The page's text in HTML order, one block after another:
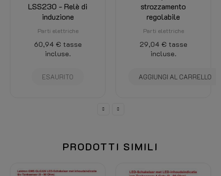
strozzamento
regolabile
Parti elettriche
29,04 € tasse
incluse.
AGGIUNGI AL CARRELLO
4 fori
Sensori per impianti gas
24,20 €
21,78 € tasse
incluse.
AGGIUNGI AL
PRODOTTI SIMILI